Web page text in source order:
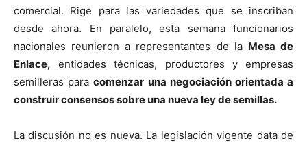
comercial. Rige para las variedades que se inscriban
desde ahora. En paralelo, esta semana funcionarios
nacionales reunieron a representantes de la Mesa de
Enlace, entidades técnicas, productores y empresas
semilleras paracomenzar una negociación orientada a
construir consensos sobre una nueva ley de semillas.
La discusión no es nueva. La legislación vigente data de